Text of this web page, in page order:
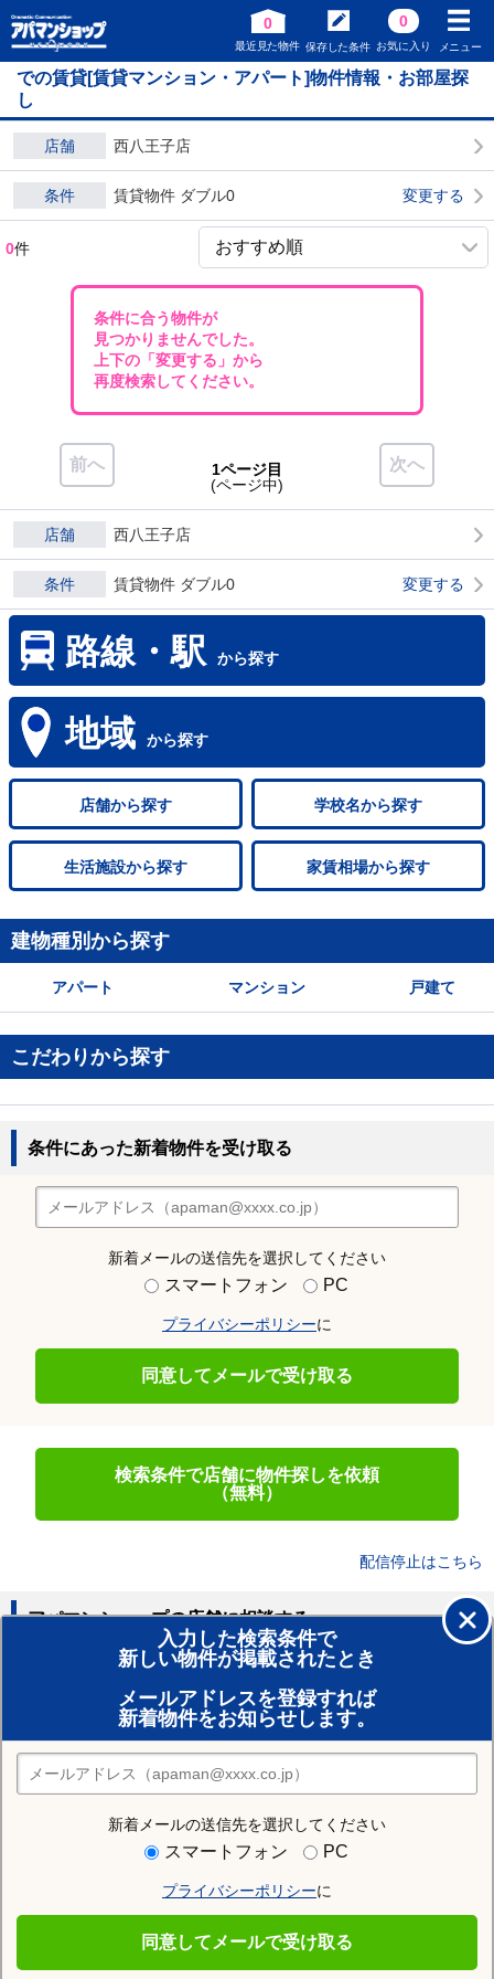
0
最近見た物件 保存した条件
0
お気に入り メニュー
での賃貸[賃貸マンション・アパート]物件情報・お部屋探
し
店舗 西八王子店
条件 賃貸物件 ダブル0 変更する
0件
条件に合う物件が
見つかりませんでした。
上下の「変更する」から
再度検索してください。
前へ 次へ
1ページ目
(ページ中)
店舗 西八王子店
条件 賃貸物件 ダブル0 変更する
路線・駅 から探す
地域 から探す
店舗から探す 学校名から探す
生活施設から探す 家賃相場から探す
建物種別から探す
アパート マンション 戸建て
こだわりから探す
条件にあった新着物件を受け取る
新着メールの送信先を選択してください
スマートフォン PC
プライバシーポリシーに
同意してメールで受け取る
検索条件で店舗に物件探しを依頼
（無料）
配信停止はこちら
入力した検索条件で
新しい物件が掲載されたとき
メールアドレスを登録すれば
新着物件をお知らせします。
新着メールの送信先を選択してください
スマートフォン PC
プライバシーポリシーに
同意してメールで受け取る
アパマンショップの店舗に相談する
賃貸のプロがお部屋探し！
おまかせ物件リクエスト
住みたい街の店舗を探す
店舗検索